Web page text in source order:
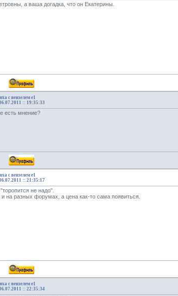
а ваша догадка, что он Екатерины.
с вензелем е1
:: 19:35:33
есть мнение?
с вензелем е1
:: 21:35:17
не надо".
на разных форумах, а цена как-то сама появиться.
с вензелем е1
:: 22:35:34